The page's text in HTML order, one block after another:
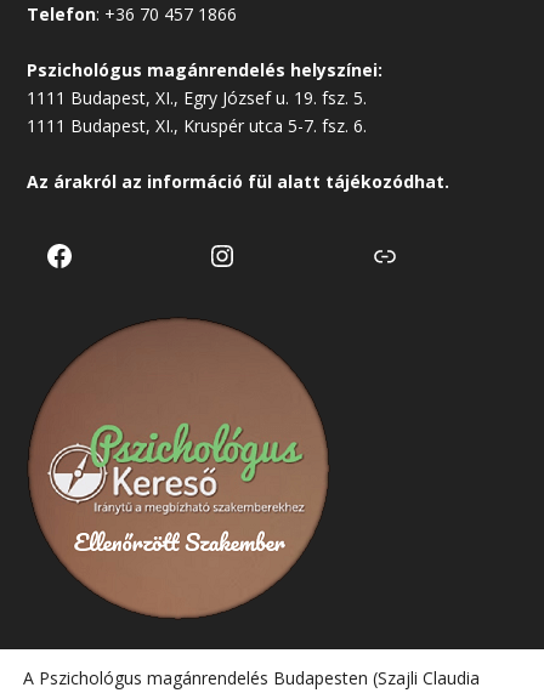
Telefon: +36 70 457 1866
Pszichológus magánrendelés helyszínei:
1111 Budapest, XI., Egry József u. 19. fsz. 5.
1111 Budapest, XI., Kruspér utca 5-7. fsz. 6.
Az árakról az információ fül alatt tájékozódhat.
Facebook Instagram Link
A Pszichológus magánrendelés Budapesten (Szajli Claudia